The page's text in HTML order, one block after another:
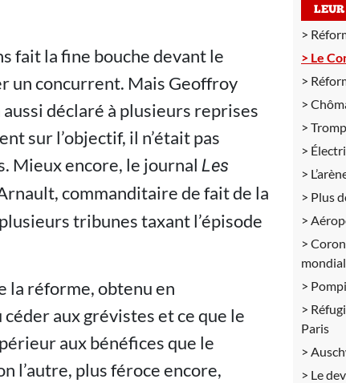
fait la fine bouche devant le
un concurrent. Mais Geoffroy
déclaré à plusieurs reprises
sur l’objectif, il n’était pas
Mieux encore, le journal Les
commanditaire de fait de la
tribunes taxant l’épisode
la réforme, obtenu en
aux grévistes et ce que le
aux bénéfices que le
l’autre, plus féroce encore,
Le
Plus
Paris
Le